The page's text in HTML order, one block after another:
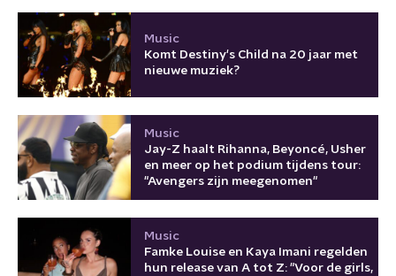
Music
Komt Destiny's Child na 20 jaar met
nieuwe muziek?
Music
Jay-Z haalt Rihanna, Beyoncé, Usher
en meer op het podium tijdens tour:
"Avengers zijn meegenomen"
Music
Famke Louise en Kaya Imani regelden
hun release van A tot Z: "Voor de girls,